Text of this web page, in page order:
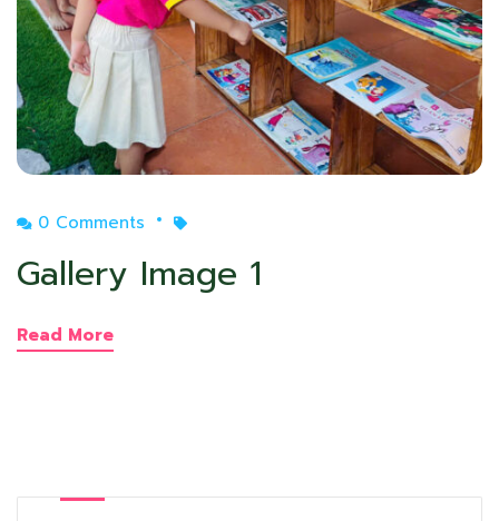
0 Comments
Gallery Image 1
Read More